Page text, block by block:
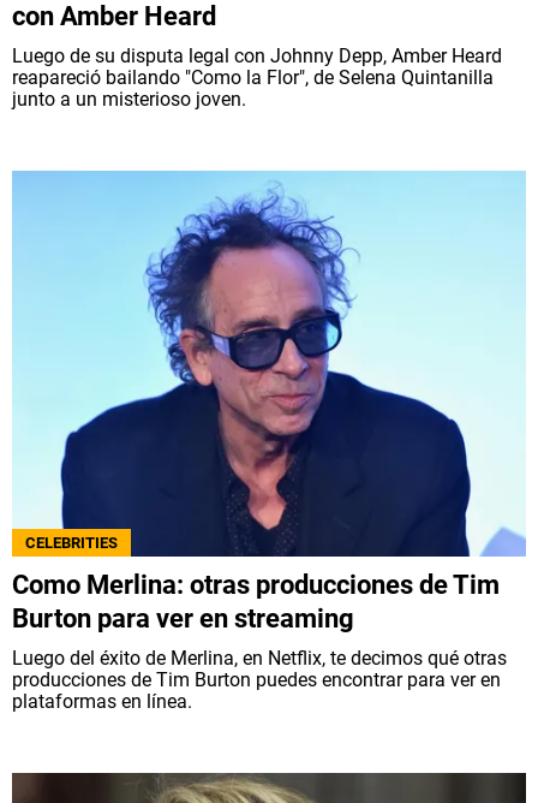
con Amber Heard
Luego de su disputa legal con Johnny Depp, Amber Heard
reapareció bailando "Como la Flor", de Selena Quintanilla
junto a un misterioso joven.
CELEBRITIES
Como Merlina: otras producciones de Tim
Burton para ver en streaming
Luego del éxito de Merlina, en Netflix, te decimos qué otras
producciones de Tim Burton puedes encontrar para ver en
plataformas en línea.